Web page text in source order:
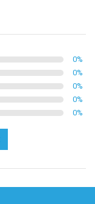
0%
0%
0%
0%
0%